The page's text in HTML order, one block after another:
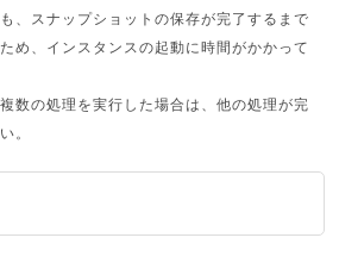
、スナップショットの保存が完了するまで
め、インスタンスの起動に時間がかかって
数の処理を実行した場合は、他の処理が完
。